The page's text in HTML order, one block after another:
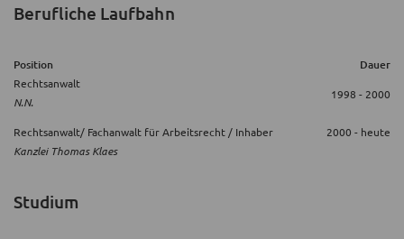
Berufliche Laufbahn
Position Dauer
Rechtsanwalt
N.N.
1998 - 2000
Rechtsanwalt/ Fachanwalt für Arbeitsrecht / Inhaber
Kanzlei Thomas Klaes
2000 - heute
Studium